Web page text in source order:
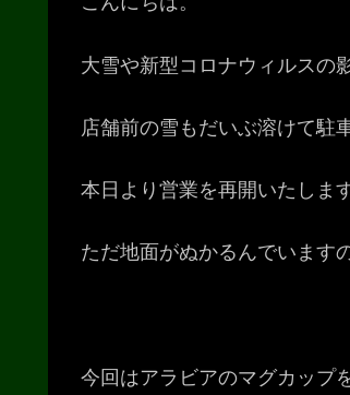
大雪や新型コロナウィルスの
店舗前の雪もだいぶ溶けて駐
本日より営業を再開いたします
ただ地面がぬかるんでいます
今回はアラビアのマグカップ